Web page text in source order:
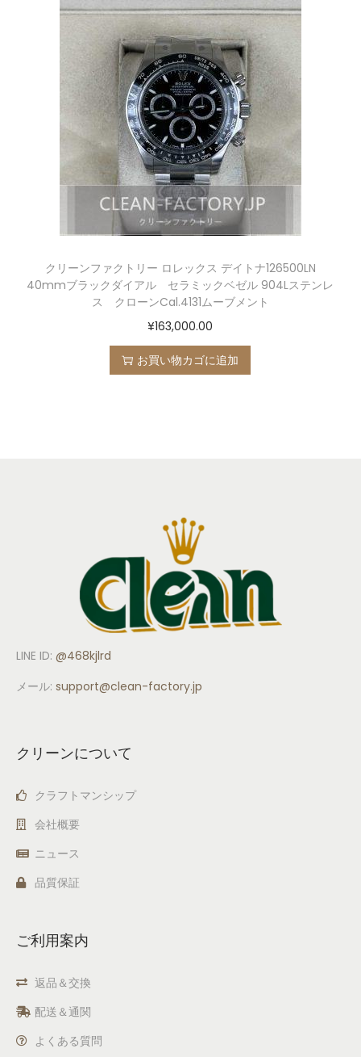
クリーンファクトリー ロレックス デイトナ126500LN
40mmブラックダイアル セラミックベゼル 904Lステンレ
ス クローンCal.4131ムーブメント
¥163,000.00
お買い物カゴに追加
LINE ID: @468kjlrd
メール: support@clean-factory.jp
クリーンについて
クラフトマンシップ
会社概要
ニュース
品質保証
ご利用案内
返品＆交換
配送＆通関
よくある質問